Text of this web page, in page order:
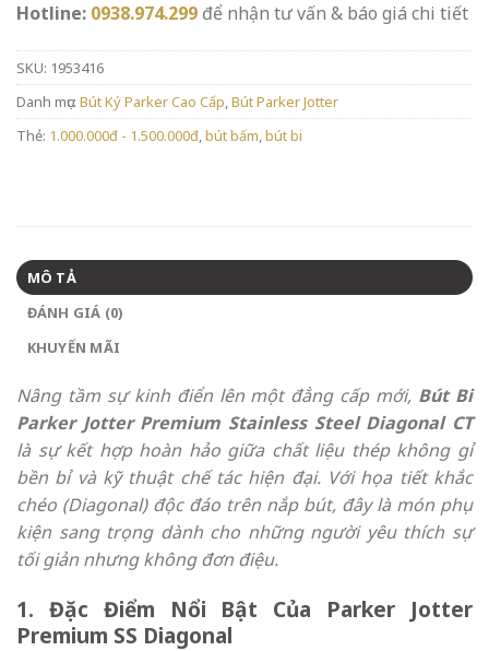
Hotline: 0938.974.299 để nhận tư vấn & báo giá chi tiết
SKU: 1953416
Danh mục: Bút Ký Parker Cao Cấp,Bút Parker Jotter
Thẻ: 1.000.000đ - 1.500.000đ,bút bấm,bút bi
MÔ TẢ
ĐÁNH GIÁ (0)
KHUYẾN MÃI
Nâng tầm sự kinh điển lên một đẳng cấp mới, Bút Bi
Parker Jotter Premium Stainless Steel Diagonal CT
là sự kết hợp hoàn hảo giữa chất liệu thép không gỉ
bền bỉ và kỹ thuật chế tác hiện đại. Với họa tiết khắc
chéo (Diagonal) độc đáo trên nắp bút, đây là món phụ
kiện sang trọng dành cho những người yêu thích sự
tối giản nhưng không đơn điệu.
1. Đặc Điểm Nổi Bật Của Parker Jotter
Premium SS Diagonal